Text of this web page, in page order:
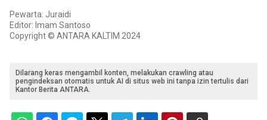
Pewarta: Juraidi
Editor: Imam Santoso
Copyright © ANTARA KALTIM 2024
Dilarang keras mengambil konten, melakukan crawling atau
pengindeksan otomatis untuk AI di situs web ini tanpa izin tertulis dari
Kantor Berita ANTARA.